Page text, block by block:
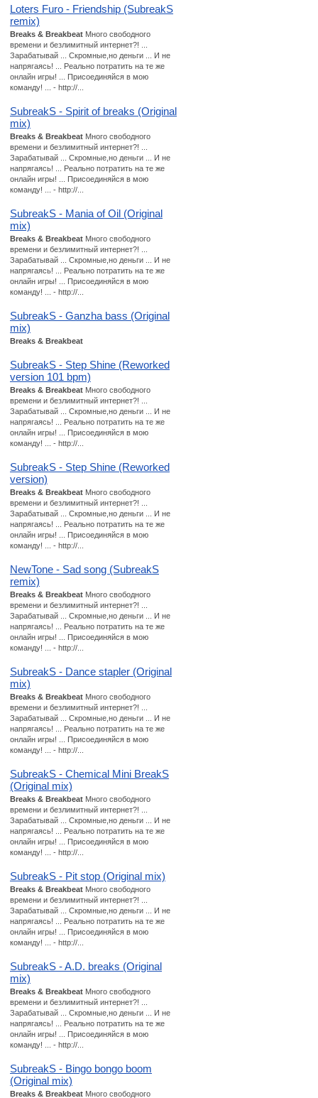
Loters Furo - Friendship (SubreakS
remix)
Breaks & Breakbeat Много свободного
времени и безлимитный интернет?! ...
Зарабатывай ... Скромные,но деньги ... И не
напрягаясь! ... Реально потратить на те же
онлайн игры! ... Присоединяйся в мою
команду! ... - http://...
SubreakS - Spirit of breaks (Original
mix)
Breaks & Breakbeat Много свободного
времени и безлимитный интернет?! ...
Зарабатывай ... Скромные,но деньги ... И не
напрягаясь! ... Реально потратить на те же
онлайн игры! ... Присоединяйся в мою
команду! ... - http://...
SubreakS - Mania of Oil (Original
mix)
Breaks & Breakbeat Много свободного
времени и безлимитный интернет?! ...
Зарабатывай ... Скромные,но деньги ... И не
напрягаясь! ... Реально потратить на те же
онлайн игры! ... Присоединяйся в мою
команду! ... - http://...
SubreakS - Ganzha bass (Original
mix)
Breaks & Breakbeat
SubreakS - Step Shine (Reworked
version 101 bpm)
Breaks & Breakbeat Много свободного
времени и безлимитный интернет?! ...
Зарабатывай ... Скромные,но деньги ... И не
напрягаясь! ... Реально потратить на те же
онлайн игры! ... Присоединяйся в мою
команду! ... - http://...
SubreakS - Step Shine (Reworked
version)
Breaks & Breakbeat Много свободного
времени и безлимитный интернет?! ...
Зарабатывай ... Скромные,но деньги ... И не
напрягаясь! ... Реально потратить на те же
онлайн игры! ... Присоединяйся в мою
команду! ... - http://...
NewTone - Sad song (SubreakS
remix)
Breaks & Breakbeat Много свободного
времени и безлимитный интернет?! ...
Зарабатывай ... Скромные,но деньги ... И не
напрягаясь! ... Реально потратить на те же
онлайн игры! ... Присоединяйся в мою
команду! ... - http://...
SubreakS - Dance stapler (Original
mix)
Breaks & Breakbeat Много свободного
времени и безлимитный интернет?! ...
Зарабатывай ... Скромные,но деньги ... И не
напрягаясь! ... Реально потратить на те же
онлайн игры! ... Присоединяйся в мою
команду! ... - http://...
SubreakS - Chemical Mini BreakS
(Original mix)
Breaks & Breakbeat Много свободного
времени и безлимитный интернет?! ...
Зарабатывай ... Скромные,но деньги ... И не
напрягаясь! ... Реально потратить на те же
онлайн игры! ... Присоединяйся в мою
команду! ... - http://...
SubreakS - Pit stop (Original mix)
Breaks & Breakbeat Много свободного
времени и безлимитный интернет?! ...
Зарабатывай ... Скромные,но деньги ... И не
напрягаясь! ... Реально потратить на те же
онлайн игры! ... Присоединяйся в мою
команду! ... - http://...
SubreakS - A.D. breaks (Original
mix)
Breaks & Breakbeat Много свободного
времени и безлимитный интернет?! ...
Зарабатывай ... Скромные,но деньги ... И не
напрягаясь! ... Реально потратить на те же
онлайн игры! ... Присоединяйся в мою
команду! ... - http://...
SubreakS - Bingo bongo boom
(Original mix)
Breaks & Breakbeat Много свободного